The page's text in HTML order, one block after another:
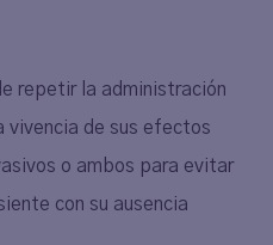
repetir la administración
vivencia de sus efectos
o ambos para evitar
con su ausencia